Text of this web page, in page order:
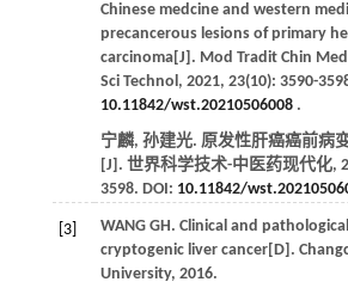
Chinese medcine and western
precancerous lesions of primary
carcinoma[J]. Mod Tradit Chin
Sci Technol , 2021, 23(10): 3590-
10.11842/wst.20210506008.
宁麟, 孙建光. 原发性肝癌癌前病
[J]. 世界科学技术-中医药现代化,
3598. DOI: 10.11842/
[3] WANG GH. Clinical and
cryptogenic liver cancer[D].
University, 2016.